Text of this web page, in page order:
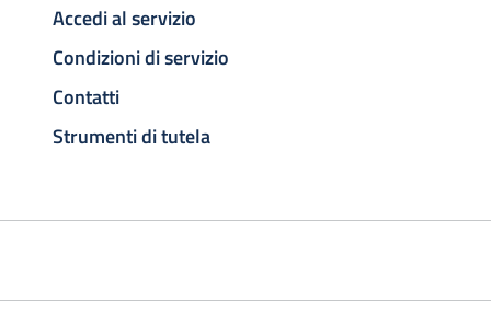
Accedi al servizio
Condizioni di servizio
Contatti
Strumenti di tutela